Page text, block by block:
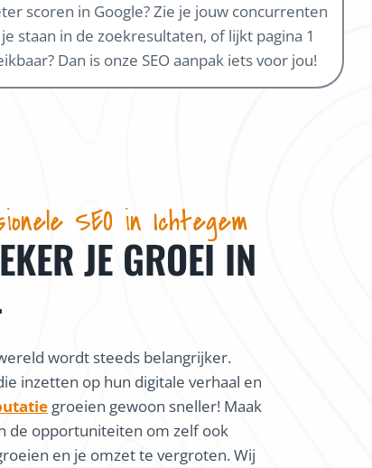
scoren in Google? Zie je jouw concurrenten
staan in de zoekresultaten, of lijkt pagina 1
Dan is onze SEO aanpak iets voor jou!
SEO in Ichtegem
JE GROEI IN
wordt steeds belangrijker.
inzetten op hun digitale verhaal en
groeien gewoon sneller! Maak
de opportuniteiten om zelf ook
en je omzet te vergroten. Wij